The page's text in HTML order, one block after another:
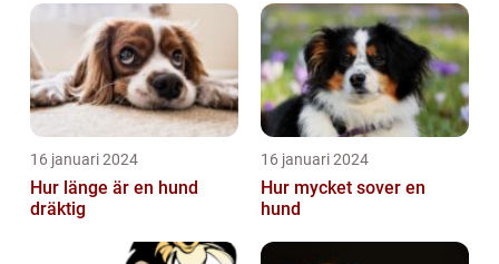
för våra fy...
16 januari 2024
Hur länge är en hund
dräktig
16 januari 2024
Hur mycket sover en
hund